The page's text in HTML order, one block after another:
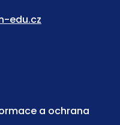
edu.cz
a ochrana